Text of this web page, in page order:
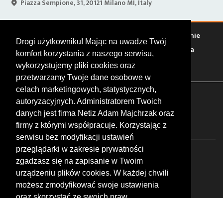
Drogi użytkowniku! Mając na uwadze Twój
komfort korzystania z naszego serwisu,
wykorzystujemy pliki cookies oraz
przetwarzamy Twoje dane osobowe w
celach marketingowych, statystycznych,
autoryzacyjnych. Administratorem Twoich
danych jest firma Netiz Adam Majchrzak oraz
firmy z którymi współpracuje. Korzystając z
serwisu bez modyfikacji ustawień
przeglądarki w zakresie prywatności
zgadzasz się na zapisanie w Twoim
urządzeniu plików cookies. W każdej chwili
możesz zmodyfikować swoje ustawienia
Piazza Sempione, 31, 20121 Milano MI, Italy
Warto zobaczyć Serwisy Stacje paliw
Jedzenie
Bary Zakwaterowanie Tory Zloty Rajdy
Spotkania
Targi Giełdy Szkolenia
FOLLOW US
© 2026 by MotoWhizzer.com